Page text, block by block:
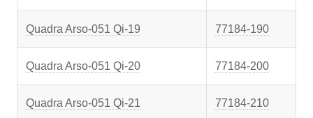
Quadra Arso-051 Qi-19 77184-190
Quadra Arso-051 Qi-20 77184-200
Quadra Arso-051 Qi-21 77184-210